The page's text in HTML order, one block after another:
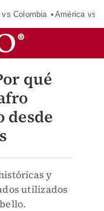
vs Colombia América vs
qué
desde
y
utilizados